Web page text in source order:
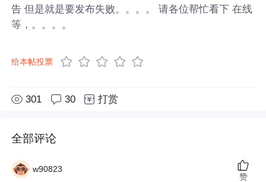
告 但是就是要发布失败。。。。 请各位帮忙看下 在线
等，。。。。
给本帖投票
301 30 打赏
全部评论
w90823
赞